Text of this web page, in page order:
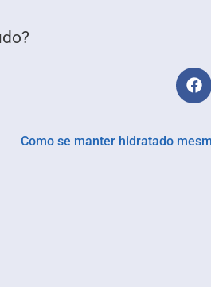
Como se manter hidratado